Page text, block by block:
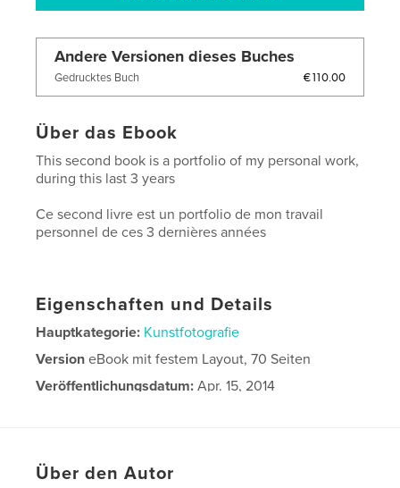
Andere Versionen dieses Buches
Gedrucktes Buch €110.00
Über das Ebook
This second book is a portfolio of my personal work,
during this last 3 years
Ce second livre est un portfolio de mon travail
personnel de ces 3 dernières années
Eigenschaften und Details
Hauptkategorie: Kunstfotografie
Version eBook mit festem Layout, 70 Seiten
Veröffentlichungsdatum: Apr. 15, 2014
Über den Autor